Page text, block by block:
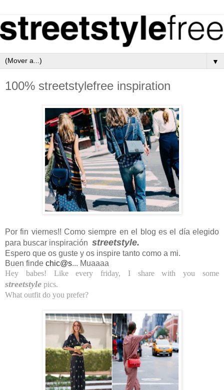
▼
100% streetstylefree inspiration
Por fin viernes!! Como siempre en el blog es el día elegido
para buscar inspiración streetstyle.
Espero que os guste y os inspire tanto como a mi.
Buen finde chic@s... Muaaaa
Hey babes! Like every friday, I share with you some
streetstyle pics.
What outfit do you prefer?